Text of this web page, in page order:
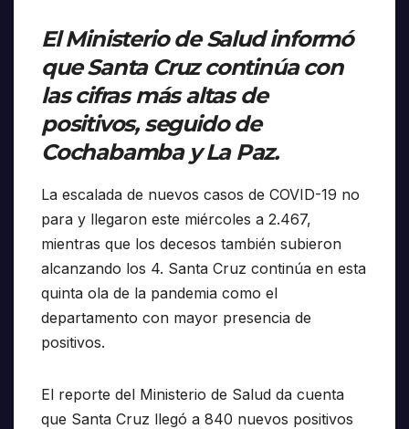
El Ministerio de Salud informó
que Santa Cruz continúa con
las cifras más altas de
positivos, seguido de
Cochabamba y La Paz.
La escalada de nuevos casos de COVID-19 no
para y llegaron este miércoles a 2.467,
mientras que los decesos también subieron
alcanzando los 4. Santa Cruz continúa en esta
quinta ola de la pandemia como el
departamento con mayor presencia de
positivos.
El reporte del Ministerio de Salud da cuenta
que Santa Cruz llegó a 840 nuevos positivos